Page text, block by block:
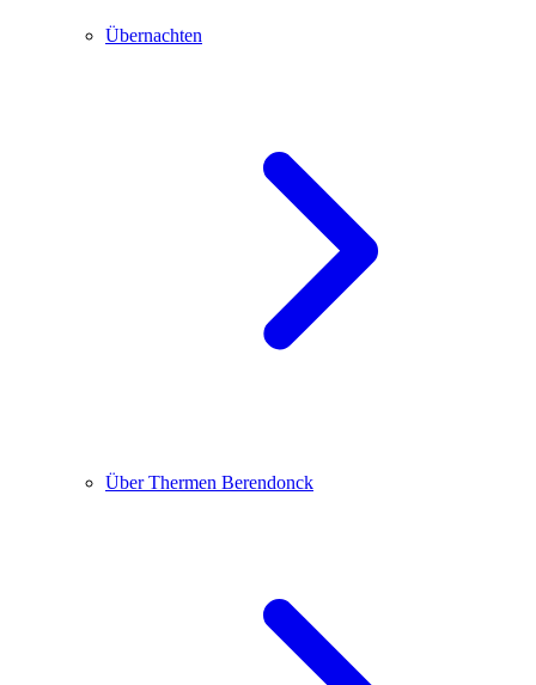
Übernachten
Über Thermen Berendonck